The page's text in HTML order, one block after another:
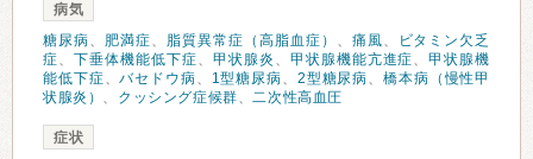
病気
糖尿病、 肥満症、 脂質異常症（高脂血症） 、 痛風、
ビタミン欠乏
症、 下垂体機能低下症、 甲状腺炎 、 甲状腺機能亢進症、甲状腺機
能低下症、バセドウ病、 1型糖尿病、 2型糖尿病、橋本病（慢性甲
状腺炎） 、 クッシング症候群、二次性高血圧
症状